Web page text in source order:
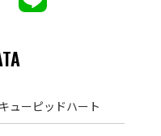
ーピッドハート